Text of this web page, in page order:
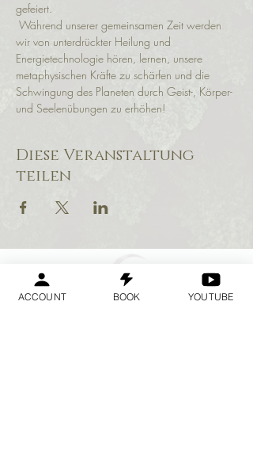
gefeiert.
wir von unterdrückter Heilung und
Energietechnologie hören, lernen, unsere
metaphysischen Kräfte zu schärfen und die
Schwingung des Planeten durch Geist-, Körper-
und Seelenübungen zu erhöhen!
Diese Veranstaltung
teilen
ACCOUNT BOOK YOUTUBE